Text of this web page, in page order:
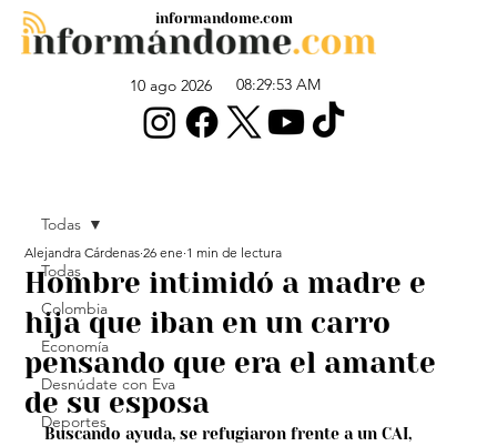
10 ago 2026 08:29:53 AM
informandome.com
Todas
Colombia
Economía
Desnúdate con Eva
Deportes
Todas
Hombre intimidó a madre e
hija que iban en un carro
pensando que era el amante
de su esposa
Alejandra Cárdenas 26 ene 1 min de lectura
Buscando ayuda, se refugiaron frente a un CAI,